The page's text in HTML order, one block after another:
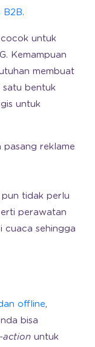
B2B.
untuk
Kemampuan
membuat
satu bentuk
untuk
pasang reklame
tidak perlu
perawatan
cuaca sehingga
offline,
bisa
action untuk